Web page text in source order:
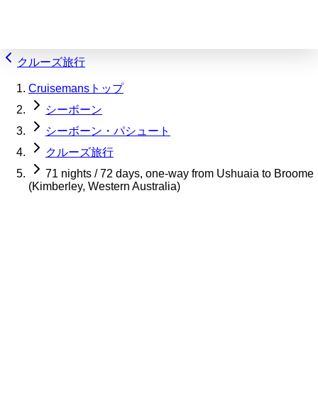
クルーズ旅行
Cruisemansトップ
シーボーン
シーボーン・パシュート
クルーズ旅行
71 nights / 72 days, one-way from Ushuaia to Broome
(Kimberley, Western Australia)